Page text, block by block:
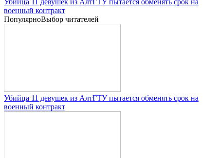
военный контракт
ПопулярноВыбор читателей
Убийца 11 девушек из АлтГТУ пытается обменять срок на
военный контракт